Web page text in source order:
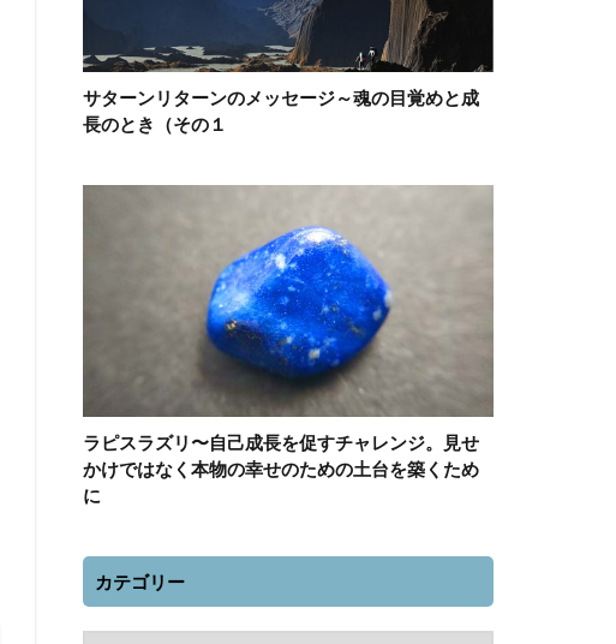
サターンリターンのメッセージ～魂の目覚めと成
長のとき（その１
ラピスラズリ〜自己成長を促すチャレンジ。見せ
かけではなく本物の幸せのための土台を築くため
に
カテゴリー